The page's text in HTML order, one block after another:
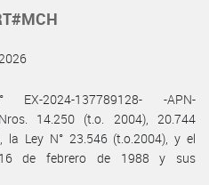
2024-137789128- -APN-
14.250 (t.o. 2004), 20.744
la Ley N° 23.546 (t.o.2004), y el
de febrero de 1988 y sus